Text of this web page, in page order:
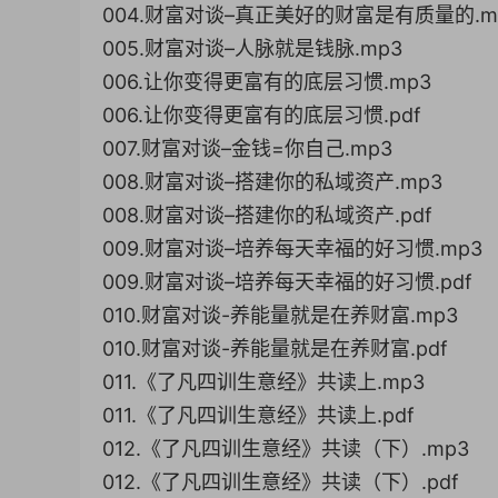
004.财富对谈–真正美好的财富是有质量的
005.财富对谈–人脉就是钱脉.mp3
006.让你变得更富有的底层习惯.mp3
006.让你变得更富有的底层习惯.pdf
007.财富对谈–金钱=你自己.mp3
008.财富对谈–搭建你的私域资产.mp3
008.财富对谈–搭建你的私域资产.pdf
009.财富对谈–培养每天幸福的好习惯.mp3
009.财富对谈–培养每天幸福的好习惯.pdf
010.财富对谈-养能量就是在养财富.mp3
010.财富对谈-养能量就是在养财富.pdf
011.《了凡四训生意经》共读上.mp3
011.《了凡四训生意经》共读上.pdf
012.《了凡四训生意经》共读（下）.mp3
012.《了凡四训生意经》共读（下）.pdf